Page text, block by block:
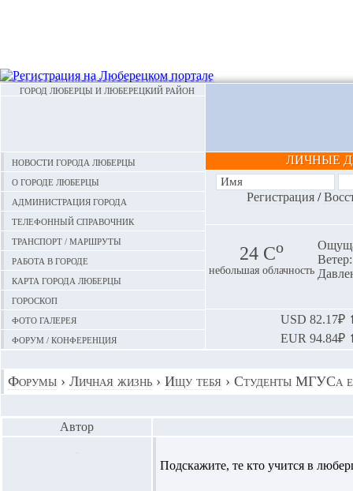
ГОРОД ЛЮБЕРЦЫ И ЛЮБЕРЕЦКИЙ РАЙОН
Новости города Люберцы
О городе Люберцы
Администрация города
Телефонный справочник
Транспорт / маршруты
Работа в городе
Карта города Люберцы
Гороскоп
Фото галерея
Форум / конференция
ЛИЧНЫЕ
Регистрация/
24 Сo
небольшая облачность
USD 82.17₽
EUR 94.84₽
Форумы › Личная жизнь › Ищу тебя › Студенты МГУСа
Автор
Подскажите, те кто учится в